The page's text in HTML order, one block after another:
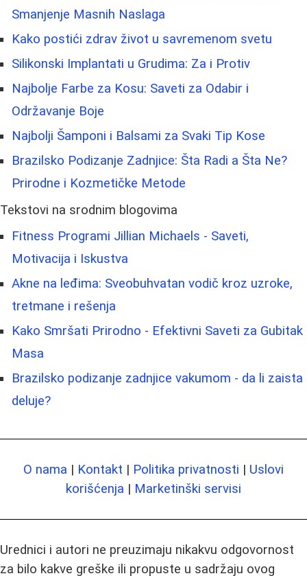
Smanjenje Masnih Naslaga
Kako postići zdrav život u savremenom svetu
Silikonski Implantati u Grudima: Za i Protiv
Najbolje Farbe za Kosu: Saveti za Odabir i
Održavanje Boje
Najbolji Šamponi i Balsami za Svaki Tip Kose
Brazilsko Podizanje Zadnjice: Šta Radi a Šta Ne?
Prirodne i Kozmetičke Metode
Tekstovi na srodnim blogovima
Fitness Programi Jillian Michaels - Saveti,
Motivacija i Iskustva
Akne na leđima: Sveobuhvatan vodič kroz uzroke,
tretmane i rešenja
Kako Smršati Prirodno - Efektivni Saveti za Gubitak
Masa
Brazilsko podizanje zadnjice vakumom - da li zaista
deluje?
O nama | Kontakt | Politika privatnosti | Uslovi
korišćenja | Marketinški servisi
Urednici i autori ne preuzimaju nikakvu odgovornost
za bilo kakve greške ili propuste u sadržaju ovog